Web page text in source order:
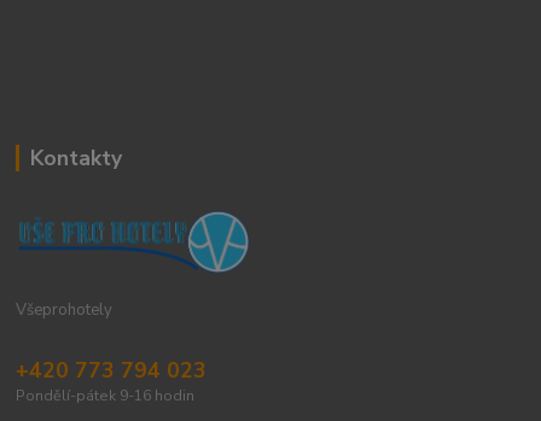
Kontakty
Všeprohotely
+420 773 794 023
Pondělí-pátek 9-16 hodin